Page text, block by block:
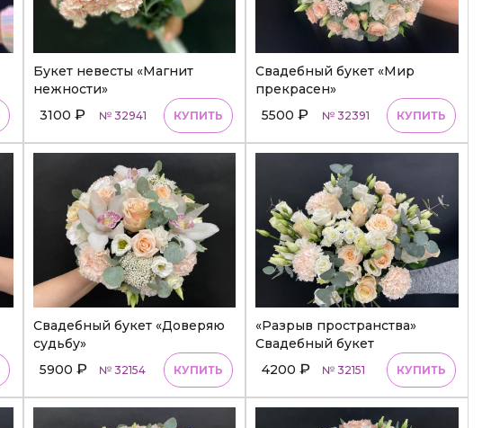
Букет невесты «Магнит
нежности»
3100 ₽ № 32941 КУПИТЬ
Свадебный букет «Мир
прекрасен»
5500₽ № 32391 КУПИТЬ
Свадебный букет «Доверяю
судьбу»
5900 ₽ № 32154 КУПИТЬ
«Разрыв пространства»
Свадебный букет
4200₽ № 32151 КУПИТЬ